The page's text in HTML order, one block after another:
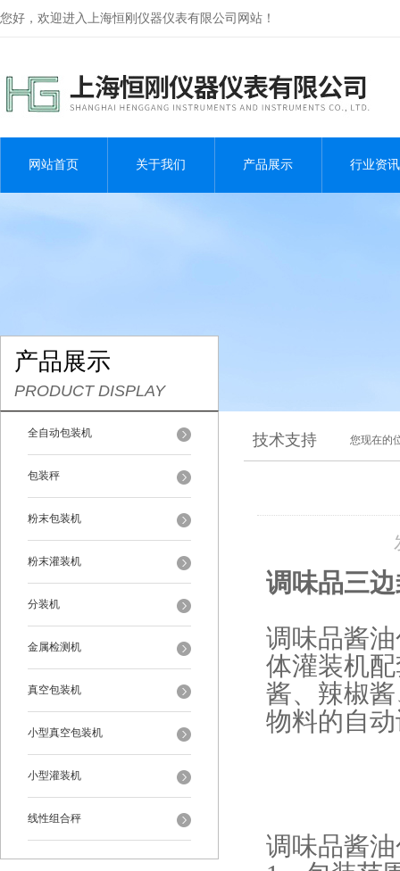
您好，欢迎进入上海恒刚仪器仪表有限公司网站！
网站首页 关于我们 产品展示 行业资讯
产品展示
PRODUCT DISPLAY
全自动包装机
包装秤
粉末包装机
粉末灌装机
分装机
金属检测机
真空包装机
小型真空包装机
小型灌装机
线性组合秤
技术支持 您现在的
调味品三
调味品酱
体灌装机
酱、辣椒
物料的自
调味品酱